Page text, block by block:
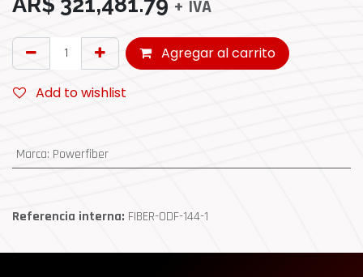
+ IVA
Agregar al carrito
Add to wishlist
Marca: Powerfiber
Referencia interna: FIBER-ODF-144-1